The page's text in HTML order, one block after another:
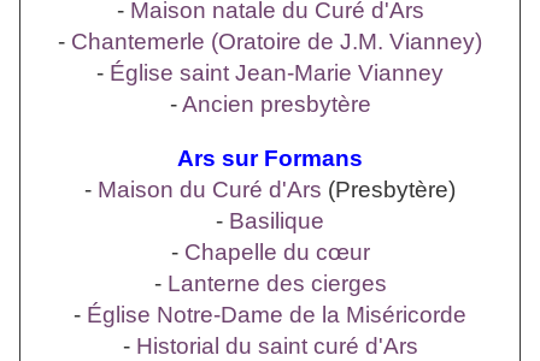
- Maison natale du Curé d'Ars
- Chantemerle (Oratoire de J.M. Vianney)
- Église saint Jean-Marie Vianney
-Ancien presbytère
Ars sur Formans
- Maison du Curé d'Ars (Presbytère)
- Basilique
- Chapelle du cœur
- Lanterne des cierges
- Église Notre-Dame de la Miséricorde
- Historial du saint curé d'Ars